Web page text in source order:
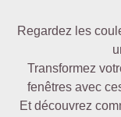
Regardez les
Transformez
fenêtres avec
Et découvrez